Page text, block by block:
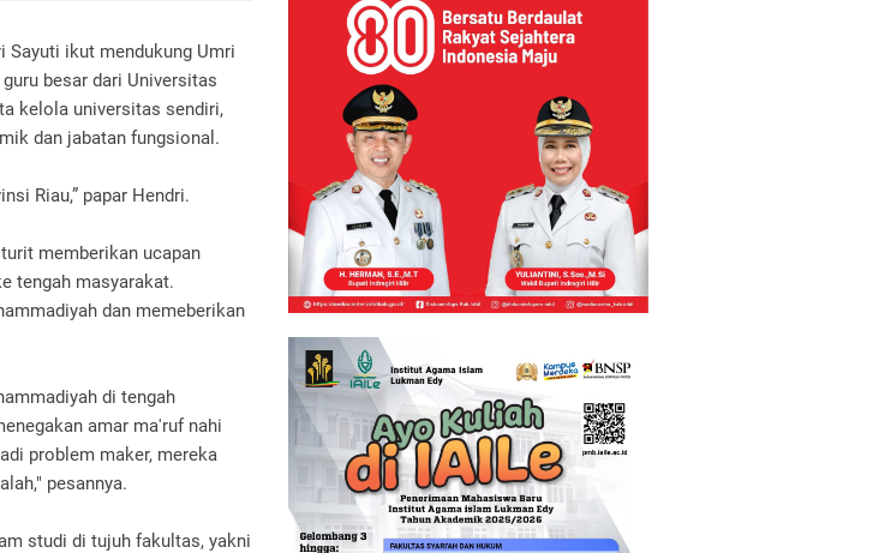
Sayuti ikut mendukung Umri
besar dari Universitas
kelola universitas sendiri,
dan jabatan fungsional.
Riau,” papar Hendri.
memberikan ucapan
tengah masyarakat.
dan memeberikan
di tengah
amar ma'ruf nahi
problem maker, mereka
pesannya.
studi di tujuh fakultas, yakni